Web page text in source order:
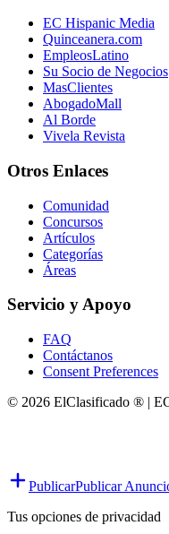
EC Hispanic Media
Quinceanera.com
EmpleosLatino
Su Socio de Negocios
MasClientes
AbogadoMall
Al Borde
Vivela Revista
Otros Enlaces
Comunidad
Concursos
Artículos
Categorías
Áreas
Servicio y Apoyo
FAQ
Contáctanos
Consent Preferences
© 2026 ElClasificado ® |
PublicarPublicar
Tus opciones de privacidad